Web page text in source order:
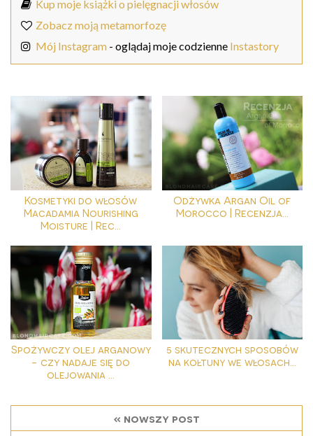
Kup moje książki o pielęgnacji włosów
Zobacz moją metamorfozę
Mój Instagram - oglądaj moje codzienne Instastory
Kosmetyki do włosów
Macadamia Nourishing
Moisture | Rec...
Odżywka Argan Oil of
Morocco | Recenzja...
Spożywczy olej arganowy
- czy nadaje się do
olejowania ...
5 skutecznych sposobów
na kołtuny we włosach...
« nowszy post